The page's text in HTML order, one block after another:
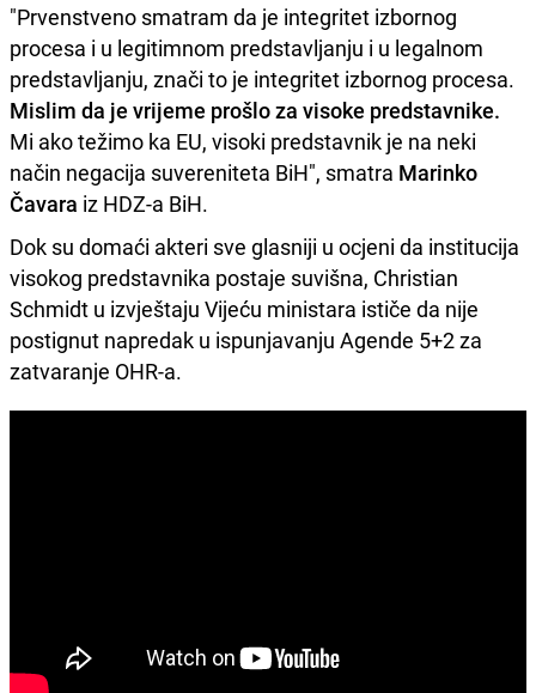
"Prvenstveno smatram da je integritet izbornog
procesa i u legitimnom predstavljanju i u legalnom
predstavljanju, znači to je integritet izbornog procesa.
Mislim da je vrijeme prošlo za visoke predstavnike.
Mi ako težimo ka EU, visoki predstavnik je na neki
način negacija suvereniteta BiH", smatra Marinko
Čavara iz HDZ-a BiH.
Dok su domaći akteri sve glasniji u ocjeni da institucija
visokog predstavnika postaje suvišna, Christian
Schmidt u izvještaju Vijeću ministara ističe da nije
postignut napredak u ispunjavanju Agende 5+2 za
zatvaranje OHR-a.